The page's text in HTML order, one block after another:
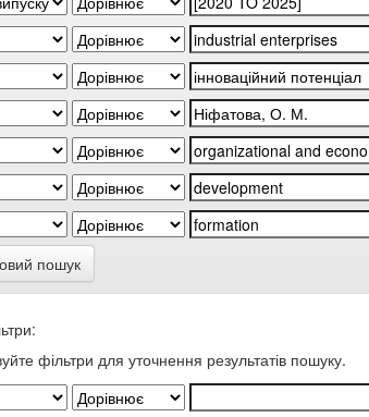
пошук
фільтри для уточнення результатів пошуку.